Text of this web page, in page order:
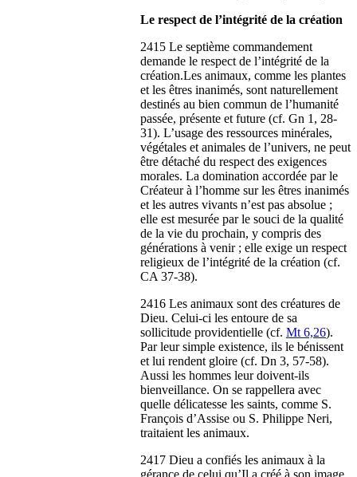
Le respect de l’intégrité de la création
2415 Le septième commandement
demande le respect de l’intégrité de la
création.Les animaux, comme les plantes
et les êtres inanimés, sont naturellement
destinés au bien commun de l’humanité
passée, présente et future (cf. Gn 1, 28-
31). L’usage des ressources minérales,
végétales et animales de l’univers, ne peut
être détaché du respect des exigences
morales. La domination accordée par le
Créateur à l’homme sur les êtres inanimés
et les autres vivants n’est pas absolue ;
elle est mesurée par le souci de la qualité
de la vie du prochain, y compris des
générations à venir ; elle exige un respect
religieux de l’intégrité de la création (cf.
CA 37-38).
2416 Les animaux sont des créatures de
Dieu. Celui-ci les entoure de sa
sollicitude providentielle (cf. Mt 6,26).
Par leur simple existence, ils le bénissent
et lui rendent gloire (cf. Dn 3, 57-58).
Aussi les hommes leur doivent-ils
bienveillance. On se rappellera avec
quelle délicatesse les saints, comme S.
François d’Assise ou S. Philippe Neri,
traitaient les animaux.
2417 Dieu a confiés les animaux à la
gérance de celui qu’Il a créé à son image